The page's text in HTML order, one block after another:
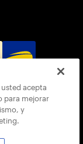
usted acepta
para mejorar
y